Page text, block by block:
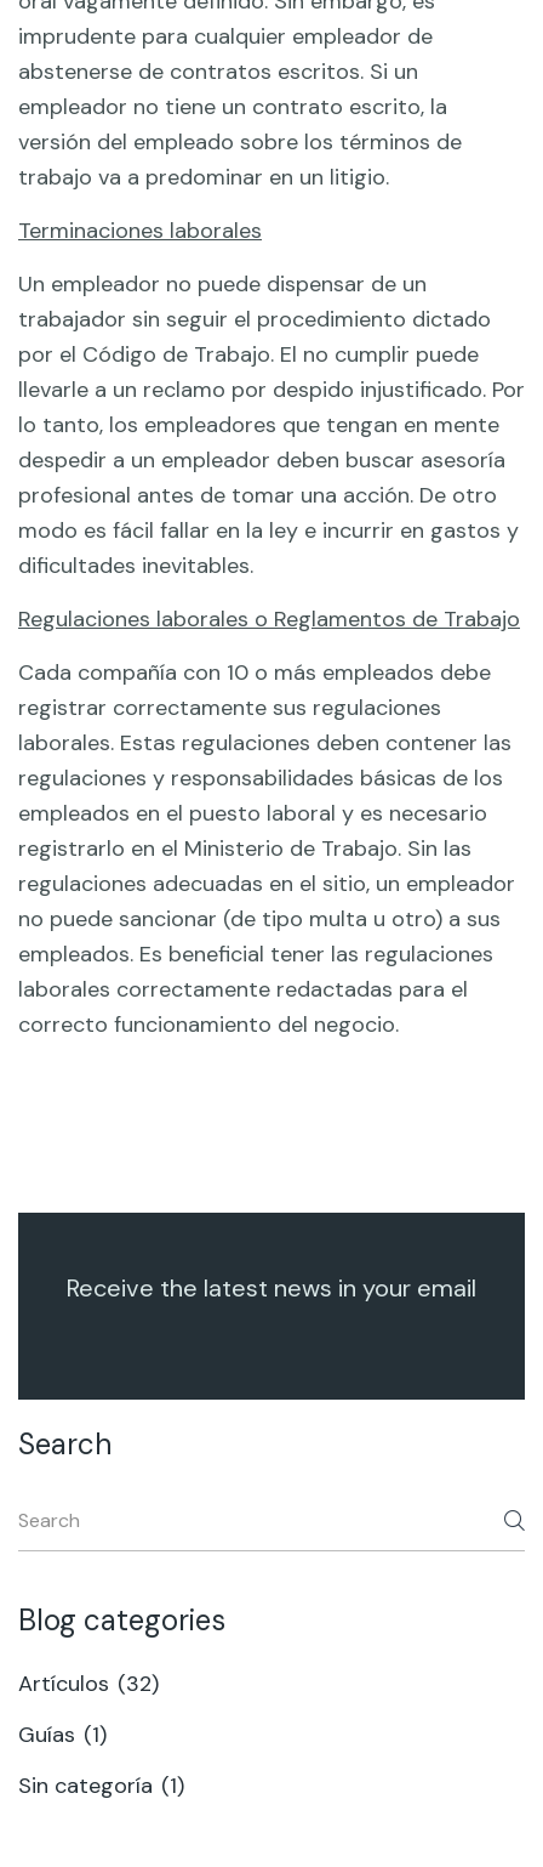
imprudente para cualquier empleador de
abstenerse de contratos escritos. Si un
empleador no tiene un contrato escrito, la
versión del empleado sobre los términos de
trabajo va a predominar en un litigio.
Terminaciones laborales
Un empleador no puede dispensar de un
trabajador sin seguir el procedimiento dictado
por el Código de Trabajo. El no cumplir puede
llevarle a un reclamo por despido injustificado. Por
lo tanto, los empleadores que tengan en mente
despedir a un empleador deben buscar asesoría
profesional antes de tomar una acción. De otro
modo es fácil fallar en la ley e incurrir en gastos y
dificultades inevitables.
Regulaciones laborales o Reglamentos de Trabajo
Cada compañía con 10 o más empleados debe
registrar correctamente sus regulaciones
laborales. Estas regulaciones deben contener las
regulaciones y responsabilidades básicas de los
empleados en el puesto laboral y es necesario
registrarlo en el Ministerio de Trabajo. Sin las
regulaciones adecuadas en el sitio, un empleador
no puede sancionar (de tipo multa u otro) a sus
empleados. Es beneficial tener las regulaciones
laborales correctamente redactadas para el
correcto funcionamiento del negocio.
Receive the latest news in your email
Search
Blog categories
Artículos (32)
Guías (1)
Sin categoría (1)